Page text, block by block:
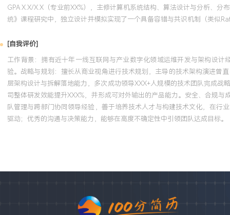
GPA X.X/X.X（专业前XX%），主修计算机系统结构、算法设计与分析、
统》课程研究中，独立设计并模拟实现了一个具备容错与共识机制（类似
[自我评价]
工作背景：拥有近十年一线互联网与产业数字化领域运维开发与架构设
验。战略与规划：擅长从商业视角进行技术规划，主导的技术架构演进曾
层架构设计与拆解落地能力，多次成功领导XXX+人规模的技术团队完成
司整体研发效能提升XXX%，并形成可对外输出的产品能力。安全、合规
队管理与跨部门协同领导经验，善于培养技术人才与构建技术文化，在行
驱动；优秀的沟通与决策能力，能够在高度不确定性中引领团队达成目标。